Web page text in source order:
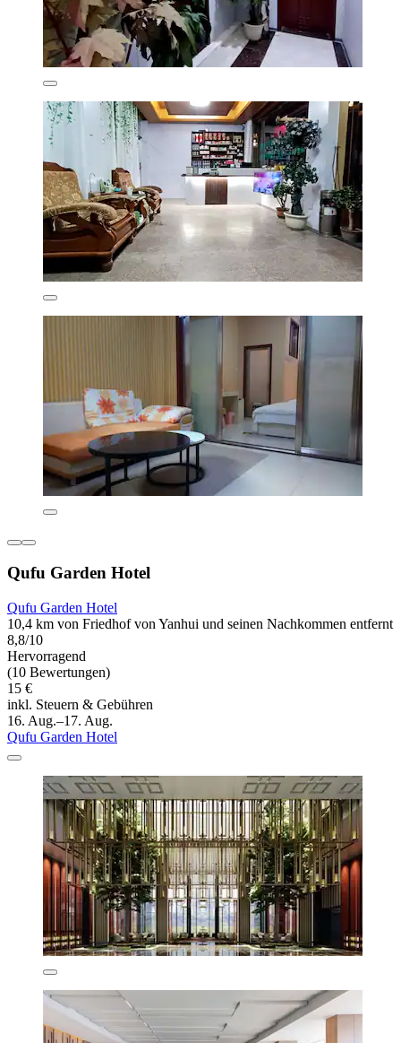
Qufu Garden Hotel
Qufu Garden Hotel
10,4 km von Friedhof von Yanhui und seinen Nachkommen entfernt
8,8/10
Hervorragend
(10 Bewertungen)
15 €
inkl. Steuern & Gebühren
16. Aug.–17. Aug.
Qufu Garden Hotel